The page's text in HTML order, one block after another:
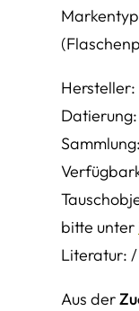
bitte unter
Literatur: /
Aus der